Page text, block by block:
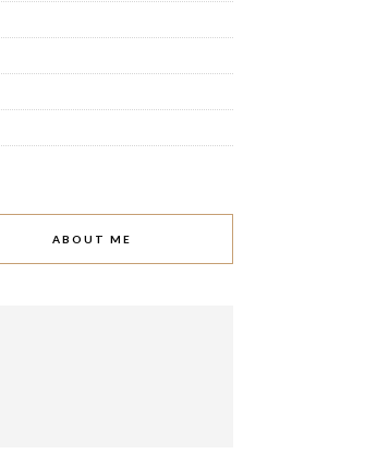
ABOUT ME